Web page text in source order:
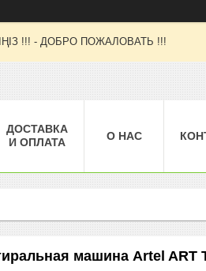
!!! - ДОБРО ПОЖАЛОВАТЬ !!!
ДОСТАВКА
И ОПЛАТА
О НАС
машина Artel ART